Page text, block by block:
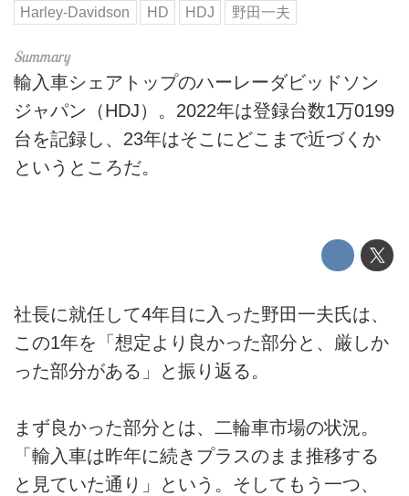
Harley-Davidson
HD HDJ 野田一夫
輸入車シェアトップのハーレーダビッドソン
ジャパン（HDJ）。2022年は登録台数1万0199
台を記録し、23年はそこにどこまで近づくか
というところだ。
社長に就任して4年目に入った野田一夫氏は、
この1年を「想定より良かった部分と、厳しか
った部分がある」と振り返る。
まず良かった部分とは、二輪車市場の状況。
「輸入車は昨年に続きプラスのまま推移する
と見ていた通り」という。そしてもう一つ、